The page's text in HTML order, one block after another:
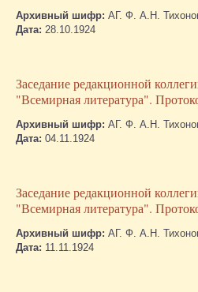
Архивный шифр: АГ. Ф. А.Н.
Дата: 28.10.1924
Заседание редакционной
"Всемирная литература".
Архивный шифр: АГ. Ф. А.Н.
Дата: 04.11.1924
Заседание редакционной
"Всемирная литература".
Архивный шифр: АГ. Ф. А.Н.
Дата: 11.11.1924